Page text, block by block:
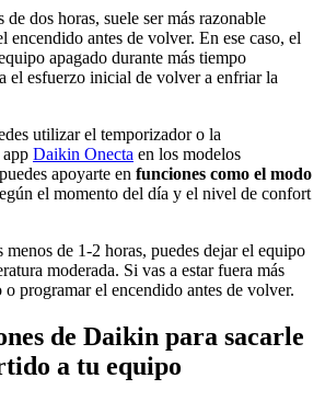
de dos horas, suele ser más razonable
encendido antes de volver. En ese caso, el
apagado durante más tiempo
el esfuerzo inicial de volver a enfriar la
utilizar el temporizador o la
Daikin Onecta en los modelos
apoyarte en funciones como el modo
el momento del día y el nivel de confort
menos de 1-2 horas, puedes dejar el equipo
moderada. Si vas a estar fuera más
programar el encendido antes de volver.
de Daikin para sacarle
a tu equipo